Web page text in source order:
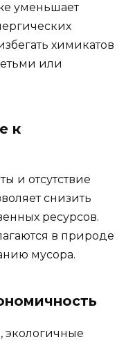
уменьшает
химикатов
или
к
и отсутствие
снизить
ресурсов.
в природе
мусора.
экологичные